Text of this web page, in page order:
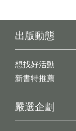
出版動態
想找好活動
新書特推薦
嚴選企劃